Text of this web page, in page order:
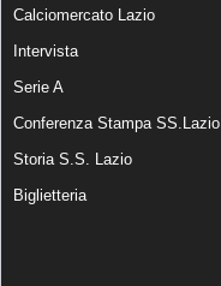
Calciomercato Lazio
Intervista
Serie A
Conferenza Stampa SS.Lazio
Storia S.S. Lazio
Biglietteria